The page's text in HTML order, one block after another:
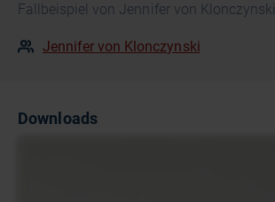
Fallbeispiel von Jennifer von Klonczynski.
Jennifer von Klonczynski
Downloads